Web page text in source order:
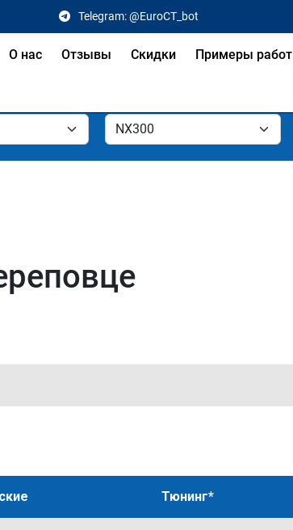
Telegram: @EuroCT_bot
О нас Отзывы Скидки Примеры работ
Тюнинг*